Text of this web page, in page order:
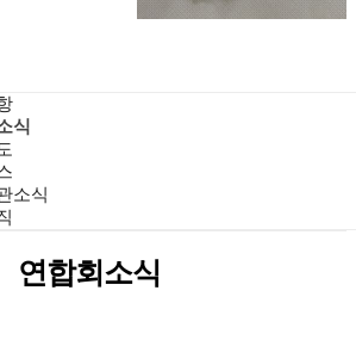
식
소식
연합회소식